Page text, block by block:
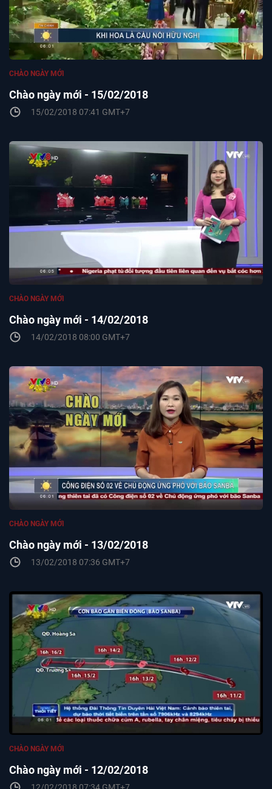
Chào ngày mới - 15/02/2018
CHÀO NGÀY MỚI
15/02/2018 07:41 GMT+7
Chào ngày mới - 14/02/2018
CHÀO NGÀY MỚI
14/02/2018 08:00 GMT+7
Chào ngày mới - 13/02/2018
CHÀO NGÀY MỚI
13/02/2018 07:36 GMT+7
Chào ngày mới - 12/02/2018
CHÀO NGÀY MỚI